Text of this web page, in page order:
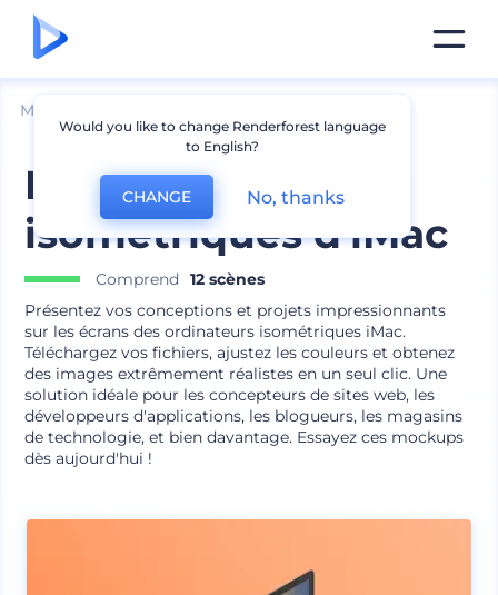
Mockups
Pack de mockups
isométriques d'iMac
Comprend
12 scènes
Présentez vos conceptions et projets impressionnants
sur les écrans des ordinateurs isométriques iMac.
Téléchargez vos fichiers, ajustez les couleurs et obtenez
des images extrêmement réalistes en un seul clic. Une
solution idéale pour les concepteurs de sites web, les
développeurs d'applications, les blogueurs, les magasins
de technologie, et bien davantage. Essayez ces mockups
dès aujourd'hui !
Would you like to change Renderforest language
to English?
CHANGE No, thanks